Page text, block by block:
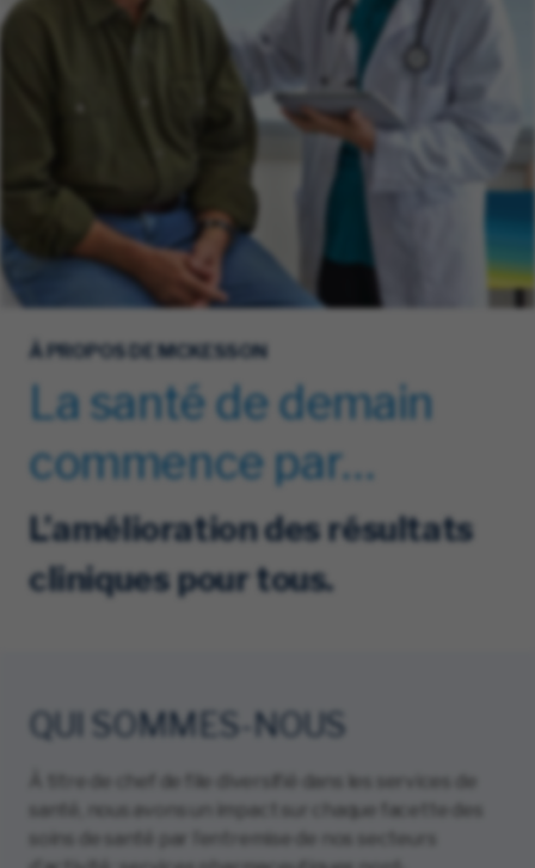
À PROPOS DE MCKESSON
La santé de demain
commence par…
L’amélioration des résultats
cliniques pour tous.
QUI SOMMES-NOUS
À titre de chef de file diversifié dans les services de
santé, nous avons un impact sur chaque facette des
soins de santé par l’entremise de nos secteurs